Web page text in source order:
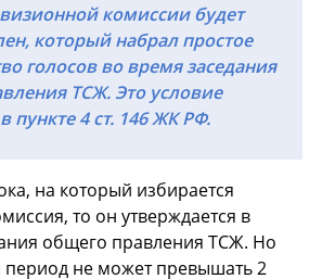
комиссии будет
который набрал простое
голосов во время заседания
ТСЖ. Это условие
пункте 4 ст. 146 ЖК РФ.
на который избирается
то он утверждается в
общего правления ТСЖ. Но
период не может превышать 2